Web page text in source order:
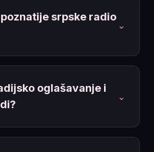
srpske radio
⌄
oglašavanje i
⌄